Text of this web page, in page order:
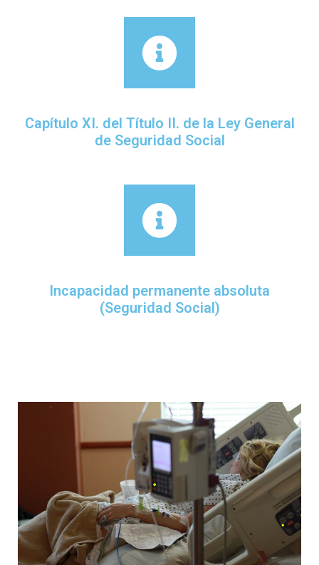
Capítulo XI. del Título II. de la Ley General
de Seguridad Social
Incapacidad permanente absoluta
(Seguridad Social)